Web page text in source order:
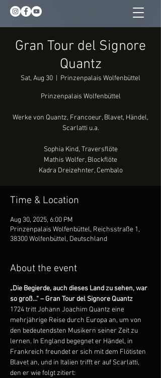
Gran Tour del Signore
Quantz
Sat, Aug 30 Prinzenpalais Wolfenbüttel
Prinzenpalais Wolfenbüttel
Werke von Quantz, Francoeur, Blavet, Händel,
Scarlatti u.a.
Sophia Kind, Traversflöte
Mathis Wolfer, Blockflöte
Kadra Dreizehnter, Cembalo
Time & Location
Aug 30, 2025, 6:00 PM
Prinzenpalais Wolfenbüttel, Reichsstraße 1,
38300 Wolfenbüttel, Deutschland
About the event
„Die Begierde, auch dieses Land zu sehen, war
so groß…“ – Gran Tour del Signore Quantz
1724 tritt Johann Joachim Quantz eine
mehrjährige Reise durch Europa an, um von
den bedeutendsten Musikern seiner Zeit zu
lernen. In England begegnet er Händel, in
Frankreich freundet er sich mit dem Flötisten
Blavet an, und in Italien trifft er auf Scarlatti,
den er wie folgt zitiert: